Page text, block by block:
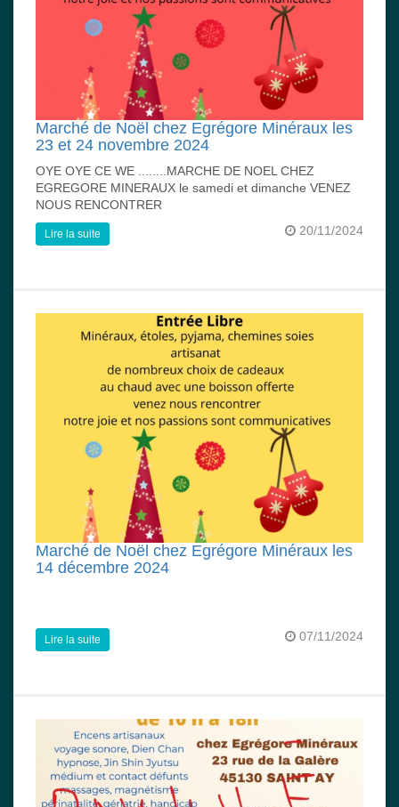
Marché de Noël chez Egrégore Minéraux les
23 et 24 novembre 2024
OYE OYE CE WE ........MARCHE DE NOEL CHEZ
EGREGORE MINERAUX le samedi et dimanche VENEZ
NOUS RENCONTRER
20/11/2024
Lire la suite
Marché de Noël chez Egrégore Minéraux les
14 décembre 2024
07/11/2024
Lire la suite